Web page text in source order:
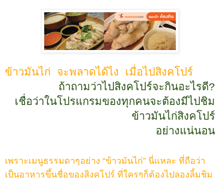
ข้าวมันไก่ จะพลาดได้ไง เมื่อไปสิงคโปร์
ถ้าถามว่าไปสิงคโปร์จะกินอะไรดี?
เชื่อว่าในโปรแกรมของทุกคนจะต้องมีไปชิม
ข้าวมันไก่สิงคโปร์
อย่างแน่นอน
เพราะเมนูธรรมดาๆอย่าง “ข้าวมันไก่” นี่แหละ ที่ถือว่า
เป็นอาหารขึ้นชื่อของสิงคโปร์ ที่ใครๆก็ต้องไปลองลิ้มชิม